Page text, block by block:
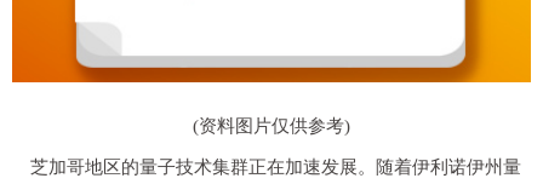
(资料图片仅供参考)
芝加哥地区的量子技术集群正在加速发展。随着伊利诺伊州量